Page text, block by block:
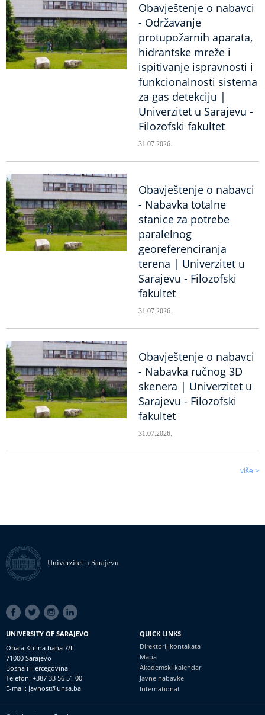
Obavještenje o nabavci
- Održavanje
protupožarnih aparata,
hidrantske mreže i
ispitivanje ispravnosti i
funkcionalnosti sistema
za gas detekciju |
Univerzitet u Sarajevu -
Filozofski fakultet
31.07.2026.
Obavještenje o nabavci
- Nabavka totalne
stanice za potrebe
paralelnog
georeferenciranja
terena | Univerzitet u
Sarajevu - Filozofski
fakultet
31.07.2026.
Obavještenje o nabavci
- Nabavka ručnog 3D
skenera | Univerzitet u
Sarajevu - Filozofski
fakultet
31.07.2026.
više >
Univerzitet u Sarajevu
SOCIAL
LINKS
UNIVERSITY OF SARAJEVO
Obala Kulina bana 7/II
71000 Sarajevo
Bosna i Hercegovina
Telefon: +387 33 56 51 00
E-mail: javnost@unsa.ba
QUICK LINKS
Direktorij kontakata
Mapa
Akademski kalendar
Javne nabavke
International